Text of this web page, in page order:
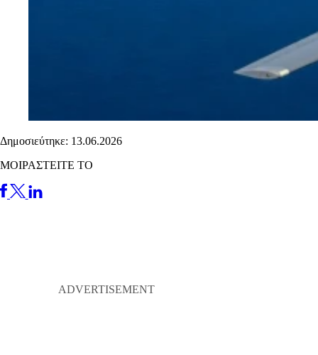
Δημοσιεύτηκε: 13.06.2026
ΜΟΙΡΑΣΤΕΙΤΕ ΤΟ